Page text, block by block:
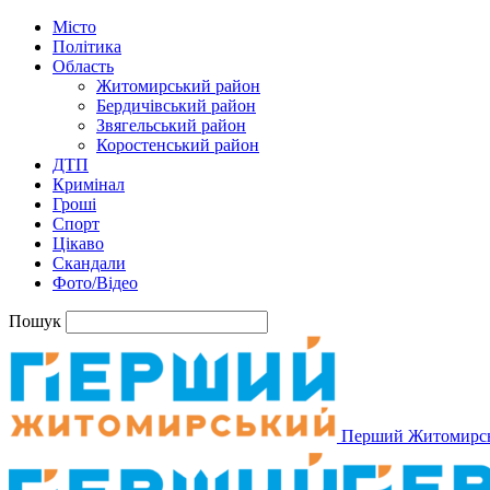
Місто
Політика
Область
Житомирський район
Бердичівський район
Звягельський район
Коростенський район
ДТП
Кримінал
Гроші
Спорт
Цікаво
Скандали
Фото/Відео
Пошук
Перший